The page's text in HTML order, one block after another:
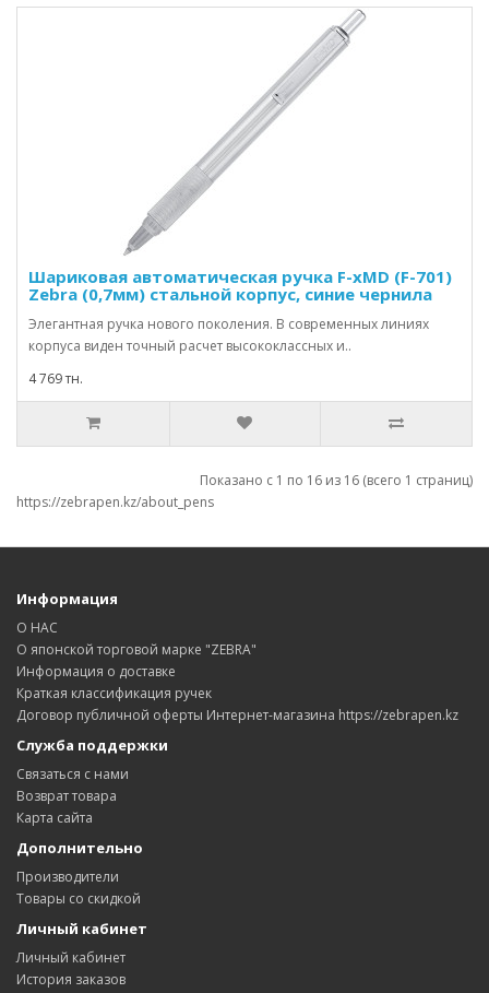
Шариковая автоматическая ручка F-xMD (F-701)
Zebra (0,7мм) стальной корпус, синие чернила
Элегантная ручка нового поколения. В современных линиях
корпуса виден точный расчет высококлассных и..
4 769 тн.
Показано с 1 по 16 из 16 (всего 1 страниц)
https://zebrapen.kz/about_pens
Информация
О НАС
О японской торговой марке "ZEBRA"
Информация о доставке
Краткая классификация ручек
Договор публичной оферты Интернет-магазина https://zebrapen.kz
Служба поддержки
Связаться с нами
Возврат товара
Карта сайта
Дополнительно
Производители
Товары со скидкой
Личный кабинет
Личный кабинет
История заказов